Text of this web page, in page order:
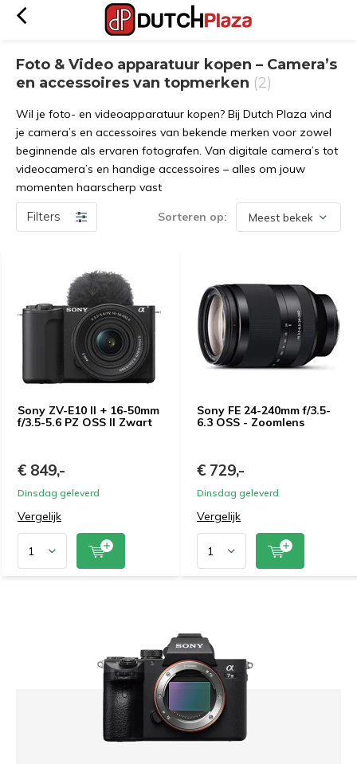
Foto & Video apparatuur kopen – Camera’s
en accessoires van topmerken (2)
Wil je foto- en videoapparatuur kopen? Bij Dutch Plaza vind
je camera’s en accessoires van bekende merken voor zowel
beginnende als ervaren fotografen. Van digitale camera’s tot
videocamera’s en handige accessoires – alles om jouw
momenten haarscherp vast
Filters Sorteren op:
Sony ZV-E10 II + 16-50mm
f/3.5-5.6 PZ OSS II Zwart
€ 849,-
Dinsdag geleverd
Vergelijk
Sony FE 24-240mm f/3.5-
6.3 OSS - Zoomlens
€ 729,-
Dinsdag geleverd
Vergelijk